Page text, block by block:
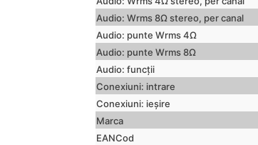
Audio: Wrms 8Ω stereo, per canal
Audio: punte Wrms 4Ω
Audio: punte Wrms 8Ω
Audio: funcții
Conexiuni: intrare
Conexiuni: ieșire
Marca
EANCod